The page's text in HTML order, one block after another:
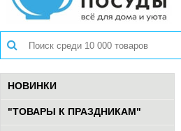
НОВИНКИ
"ТОВАРЫ К ПРАЗДНИКАМ"